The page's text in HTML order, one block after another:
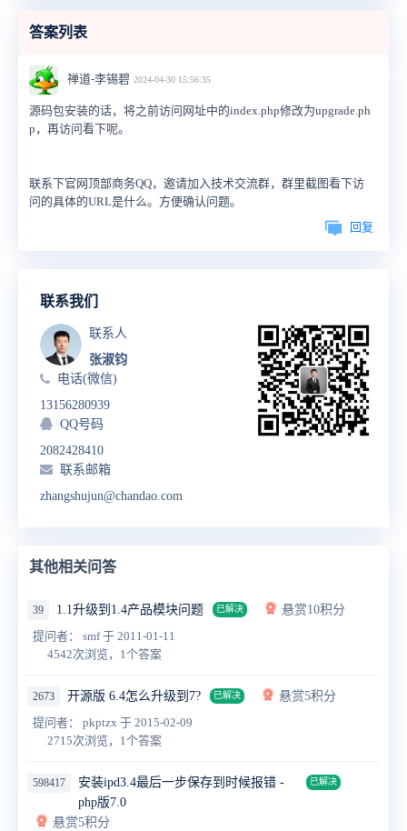
答案列表
禅道-李锡碧 2024-04-30 15:56:35
源码包安装的话，将之前访问网址中的index.php修改为upgrade.ph
p，再访问看下呢。
联系下官网顶部商务QQ，邀请加入技术交流群，群里截图看下访
问的具体的URL是什么。方便确认问题。
回复
联系我们
联系人
张淑钧
电话(微信)
13156280939
QQ号码
2082428410
联系邮箱
zhangshujun@chandao.com
其他相关问答
39 1.1升级到1.4产品模块问题 已解决
悬赏10积分
提问者： smf于 2011-01-11
4542次浏览，1个答案
2673 开源版 6.4怎么升级到7? 已解决
悬赏5积分
提问者： pkptzx 于 2015-02-09
2715次浏览，1个答案
598417
安装ipd3.4最后一步保存到时候报错 -
php版7.0
已解决
悬赏5积分